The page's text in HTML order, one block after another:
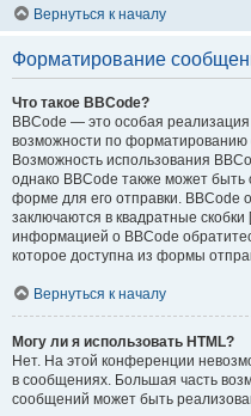
Вернуться к началу
Форматирование
Что такое BBCode?
BBCode — это особая
возможности по
Возможность использования
однако BBCode также может
форме для его отправки. BBCode
заключаются в квадратные
информацией о BBCode
которое доступна из формы
Вернуться к началу
Могу ли я использовать HTML?
Нет. На этой конференции
в сообщениях. Большая часть
сообщений может быть